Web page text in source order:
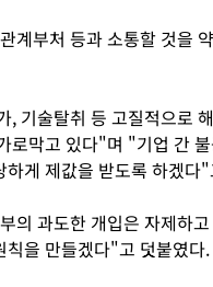
계부처 등과 소통할 것을
, 기술탈취 등 고질적으로
로막고 있다"며 "기업 간
하게 제값을 받도록 하겠다
의 과도한 개입은 자제하
칙을 만들겠다"고 덧붙였다.